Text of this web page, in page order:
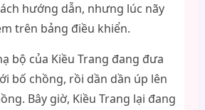
hướng dẫn, nhưng lúc nãy
trên bảng điều khiển.
bộ của Kiều Trang đang đưa
bố chồng, rồi dần dần úp lên
Bây giờ, Kiều Trang lại đang